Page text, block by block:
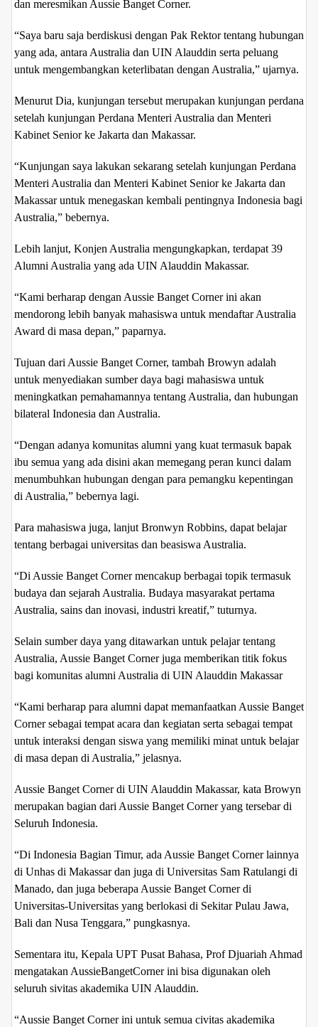
dan meresmikan Aussie Banget Corner.
“Saya baru saja berdiskusi dengan Pak Rektor tentang hubungan
yang ada, antara Australia dan UIN Alauddin serta peluang
untuk mengembangkan keterlibatan dengan Australia,” ujarnya.
Menurut Dia, kunjungan tersebut merupakan kunjungan perdana
setelah kunjungan Perdana Menteri Australia dan Menteri
Kabinet Senior ke Jakarta dan Makassar.
“Kunjungan saya lakukan sekarang setelah kunjungan Perdana
Menteri Australia dan Menteri Kabinet Senior ke Jakarta dan
Makassar untuk menegaskan kembali pentingnya Indonesia bagi
Australia,” bebernya.
Lebih lanjut, Konjen Australia mengungkapkan, terdapat 39
Alumni Australia yang ada UIN Alauddin Makassar.
“Kami berharap dengan Aussie Banget Corner ini akan
mendorong lebih banyak mahasiswa untuk mendaftar Australia
Award di masa depan,” paparnya.
Tujuan dari Aussie Banget Corner, tambah Browyn adalah
untuk menyediakan sumber daya bagi mahasiswa untuk
meningkatkan pemahamannya tentang Australia, dan hubungan
bilateral Indonesia dan Australia.
“Dengan adanya komunitas alumni yang kuat termasuk bapak
ibu semua yang ada disini akan memegang peran kunci dalam
menumbuhkan hubungan dengan para pemangku kepentingan
di Australia,” bebernya lagi.
Para mahasiswa juga, lanjut Bronwyn Robbins, dapat belajar
tentang berbagai universitas dan beasiswa Australia.
“Di Aussie Banget Corner mencakup berbagai topik termasuk
budaya dan sejarah Australia. Budaya masyarakat pertama
Australia, sains dan inovasi, industri kreatif,” tuturnya.
Selain sumber daya yang ditawarkan untuk pelajar tentang
Australia, Aussie Banget Corner juga memberikan titik fokus
bagi komunitas alumni Australia di UIN Alauddin Makassar
“Kami berharap para alumni dapat memanfaatkan Aussie Banget
Corner sebagai tempat acara dan kegiatan serta sebagai tempat
untuk interaksi dengan siswa yang memiliki minat untuk belajar
di masa depan di Australia,” jelasnya.
Aussie Banget Corner di UIN Alauddin Makassar, kata Browyn
merupakan bagian dari Aussie Banget Corner yang tersebar di
Seluruh Indonesia.
“Di Indonesia Bagian Timur, ada Aussie Banget Corner lainnya
di Unhas di Makassar dan juga di Universitas Sam Ratulangi di
Manado, dan juga beberapa Aussie Banget Corner di
Universitas-Universitas yang berlokasi di Sekitar Pulau Jawa,
Bali dan Nusa Tenggara,” pungkasnya.
Sementara itu, Kepala UPT Pusat Bahasa, Prof Djuariah Ahmad
mengatakan AussieBangetCorner ini bisa digunakan oleh
seluruh sivitas akademika UIN Alauddin.
“Aussie Banget Corner ini untuk semua civitas akademika